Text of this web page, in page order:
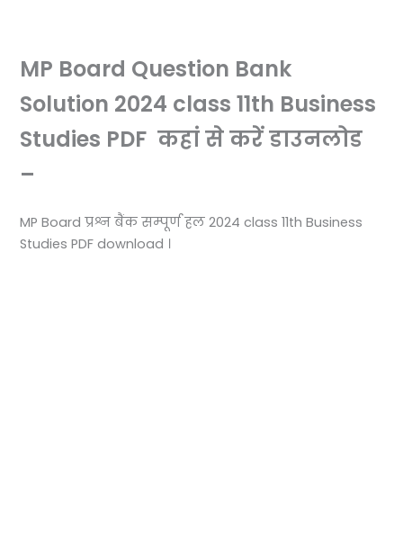
MP Board Question Bank
Solution 2024 class 11th Business
Studies PDF कहां से करें डाउनलोड
–
MP Board प्रश्न बैंक सम्पूर्ण हल 2024 class 11th Business
Studies PDF download ।